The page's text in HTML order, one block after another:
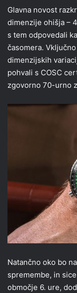
Glavna novost
dimenzije ohišja –
s tem odpovedali
časomera.
dimenzijskih
pohvali s COSC
zgovorno 70-urno
Natančno oko bo
spremembe, in
območje 6. ure,